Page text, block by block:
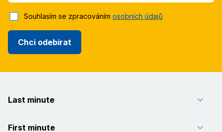
Chci odebírat
Souhlasím se zpracováním osobních údajů
Last minute
First minute